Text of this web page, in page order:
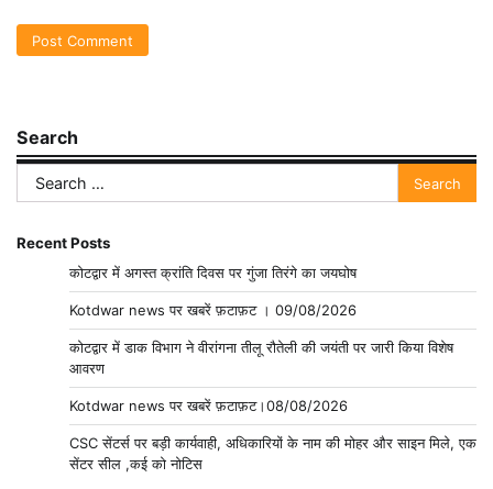
Search
Search
for:
Recent Posts
कोटद्वार में अगस्त क्रांति दिवस पर गुंजा तिरंगे का जयघोष
Kotdwar news पर खबरें फ़टाफ़ट । 09/08/2026
कोटद्वार में डाक विभाग ने वीरांगना तीलू रौतेली की जयंती पर जारी किया विशेष
आवरण
Kotdwar news पर खबरें फ़टाफ़ट।08/08/2026
CSC सेंटर्स पर बड़ी कार्यवाही, अधिकारियों के नाम की मोहर और साइन मिले, एक
सेंटर सील ,कई को नोटिस